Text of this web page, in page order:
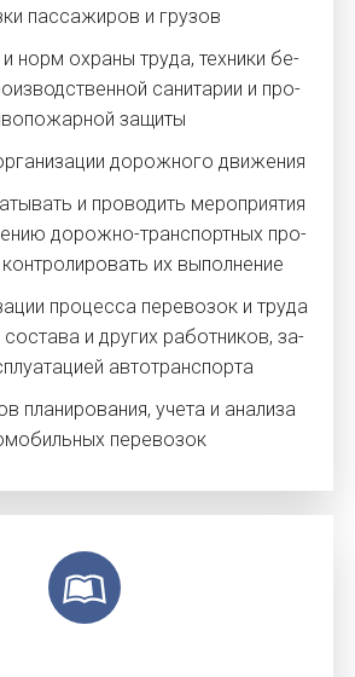
пас­са­жиров и гру­зов
норм ох­ра­ны тру­да, тех­ни­ки бе­
са­нита­рии и про­
за­щиты
до­рож­но­го дви­жения
и про­водить ме­роп­ри­ятия
до­рож­но-тран­спортных про­
их вы­пол­не­ние
про­цес­са пе­рево­зок и тру­да
и дру­гих ра­бот­ни­ков, за­
ав­тотран­спор­та
пла­ниро­вания, уче­та и ана­лиза
пе­рево­зок